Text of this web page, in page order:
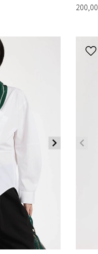
200,00